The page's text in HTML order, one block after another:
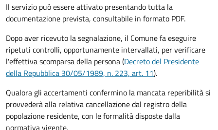
Il servizio può essere attivato presentando tutta la
documentazione prevista, consultabile in formato PDF.
Dopo aver ricevuto la segnalazione, il Comune fa eseguire
ripetuti controlli, opportunamente intervallati, per verificare
l'effettiva scomparsa della persona (Decreto del Presidente
della Repubblica 30/05/1989, n. 223, art. 11).
Qualora gli accertamenti confermino la mancata reperibilità si
provvederà alla relativa cancellazione dal registro della
popolazione residente, con le formalità disposte dalla
normativa vigente.